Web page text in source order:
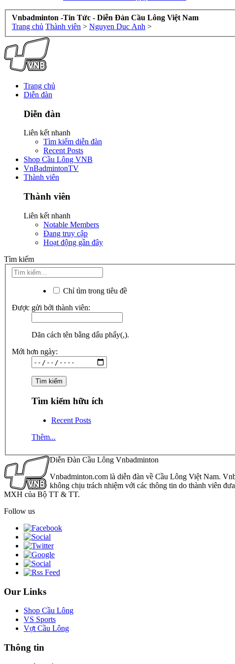
Vnbadminton -Tin Tức - Diễn Đàn Cầu Lông Việt Nam
Trang chủ Thành viên > Nguyen Duc Anh >
Trang chủ
Diễn đàn
Diễn đàn
Liên kết nhanh
Tìm kiếm diễn đàn
Recent Posts
Shop Cầu Lông VNB
VnBadmintonTV
Thành viên
Thành viên
Liên kết nhanh
Notable Members
Đang truy cập
Hoạt động gần đây
Tìm kiếm
Chỉ tìm trong tiêu đề
Được gửi bởi thành viên:
Dãn cách tên bằng dấu phẩy(,).
Mới hơn ngày:
Tìm kiếm hữu ích
Recent Posts
Thêm...
Diễn Đàn Cầu Lông Vnbadminton
Vnbadminton.com là diễn đàn về Cầu Lông Việt Nam.
không chịu trách nhiệm với các thông tin do thành viên
MXH của Bộ TT & TT.
Follow us
Our Links
Shop Cầu Lông
VS Sports
Vợt Cầu Lông
Thông tin